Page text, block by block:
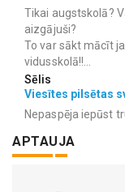
Tikai augstskolā?
aizgājuši?
To var sākt mācīt
vidusskolā!!...
Sēlis
Viesītes pilsētas
Nepaspēja iepūst
APTAUJA